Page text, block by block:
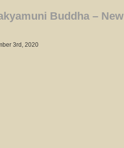
Buddha – New
3rd, 2020